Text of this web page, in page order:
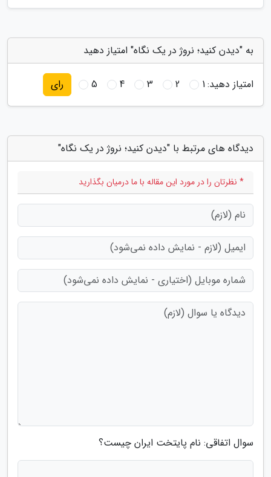
به "دیدن کنید؛ نروژ در یک نگاه" امتیاز دهید
امتیاز دهید:1
2
3
4
5 رای
دیدگاه های مرتبط با "دیدن کنید؛ نروژ در یک نگاه"
* نظرتان را در مورد این مقاله با ما درمیان بگذارید
سوال اتفاقی: نام پایتخت ایران چیست؟